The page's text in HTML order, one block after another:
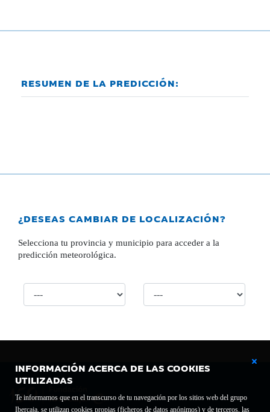
INFORMACIÓN ACERCA DE LAS COOKIES
UTILIZADAS
Te informamos que en el transcurso de tu navegación por los sitios web del grupo
Ibercaja, se utilizan cookies propias (ficheros de datos anónimos) y de terceros, las
RESUMEN DE LA PREDICCIÓN:
¿DESEAS CAMBIAR DE LOCALIZACIÓN?
Selecciona tu provincia y municipio para acceder a la
predicción meteorológica.